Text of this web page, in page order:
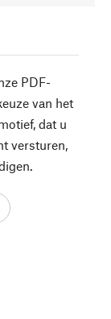
PDF-
van het
dat u
versturen,